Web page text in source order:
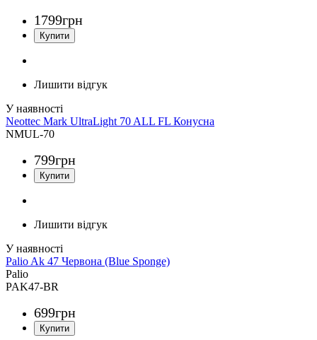
1799грн
Лишити відгук
Neottec Mark UltraLight 70 ALL FL Конусна
NMUL-70
799грн
Лишити відгук
Palio Ak 47 Червона (Blue Sponge)
Palio
PAK47-BR
699грн